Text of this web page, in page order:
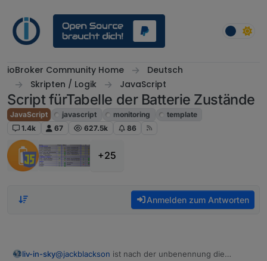
ioBroker Community Home
Deutsch
Skripten / Logik
JavaScript
Script fürTabelle der Batterie Zustände
JavaScript javascript monitoring
template
1.4k
67 627.5k 86
+25
Anmelden zum Antworten
liv-in-sky@jackblackson ist nach der unbenennung die